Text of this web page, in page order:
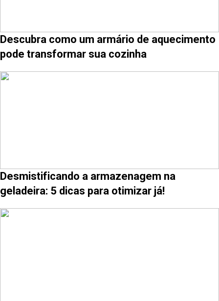
Descubra como um armário de aquecimento
pode transformar sua cozinha
Desmistificando a armazenagem na
geladeira: 5 dicas para otimizar já!